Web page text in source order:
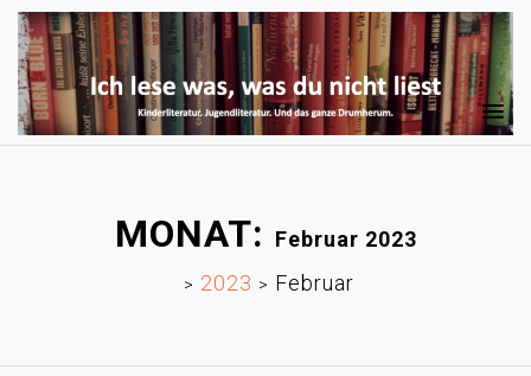
MONAT: Februar 2023
> 2023 > Februar